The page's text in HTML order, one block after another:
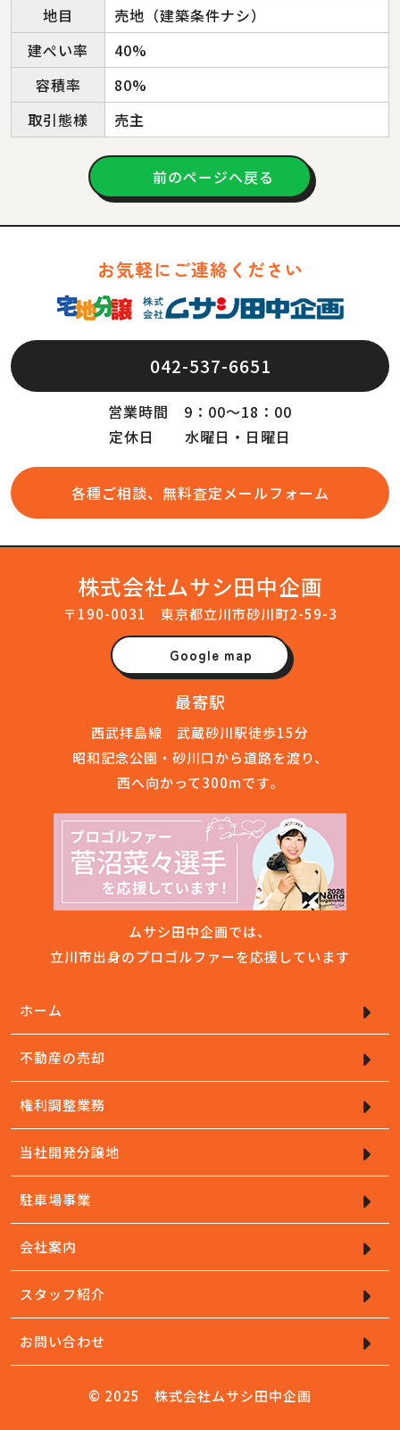
地目
売地（建築条件ナシ）
建ぺい率
40%
容積率
80%
取引態様
売主
前のページへ戻る
お気軽にご連絡ください
042-537-6651
営業時間 9：00～18：00
定休日 水曜日・日曜日
各種ご相談、無料査定メールフォーム
株式会社ムサシ田中企画
〒190-0031 東京都立川市砂川町2-59-3
Google map
最寄駅
西武拝島線 武蔵砂川駅徒歩15分
昭和記念公園・砂川口から道路を渡り、
西へ向かって300mです。
ムサシ田中企画では、
立川市出身のプロゴルファーを応援しています
ホーム
不動産の売却
権利調整業務
当社開発分譲地
駐車場事業
会社案内
スタッフ紹介
お問い合わせ
© 2025 株式会社ムサシ田中企画